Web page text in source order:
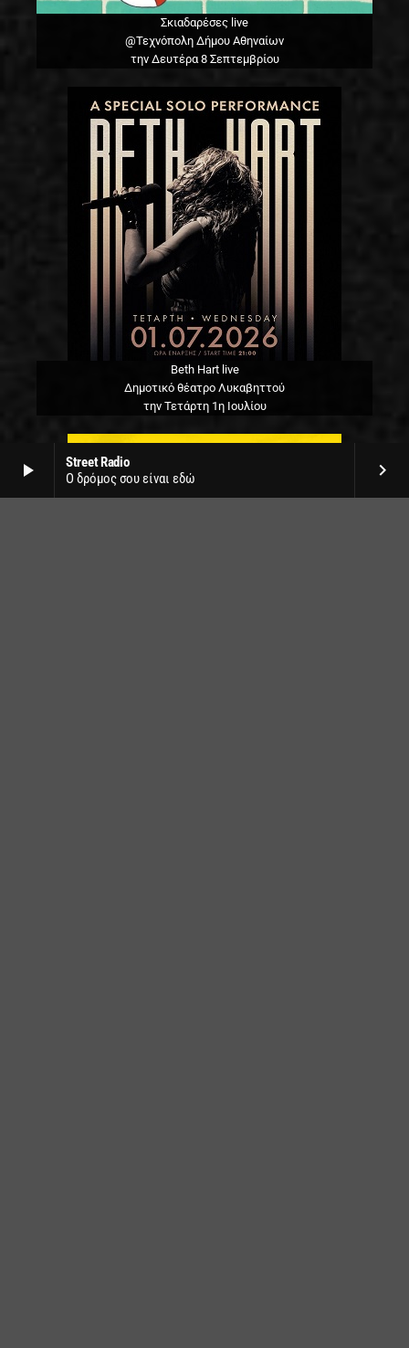
play_arrow
Street Radio
Ο δρόμος σου είναι εδώ
keyboard_arrow_right
Σκιαδαρέσες live
@Τεχνόπολη Δήμου Αθηναίων
την Δευτέρα 8 Σεπτεμβρίου
Beth Hart live
Δημοτικό θέατρο Λυκαβηττού
την Τετάρτη 1η Ιουλίου